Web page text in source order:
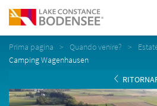
Prima pagina Quando venire?
Camping Wagenhausen